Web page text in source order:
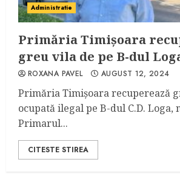
Administratie
Primăria Timișoara
greu vila de pe B-dul
ROXANA PAVEL AUGUST 12, 2024
Primăria Timișoara recuperează
ocupată ilegal pe B-dul C.D. Loga,
Primarul...
CITESTE STIREA